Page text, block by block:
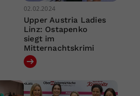
02.02.2024
Upper Austria Ladies
Linz: Ostapenko
siegt im
Mitternachtskrimi